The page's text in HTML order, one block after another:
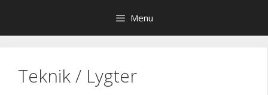
indhold
Menu
Teknik / Lygter